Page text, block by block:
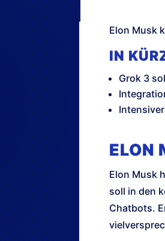
Elon Musk
IN
Grok 3
ELON
Elon Musk
soll in den
Chatbots.